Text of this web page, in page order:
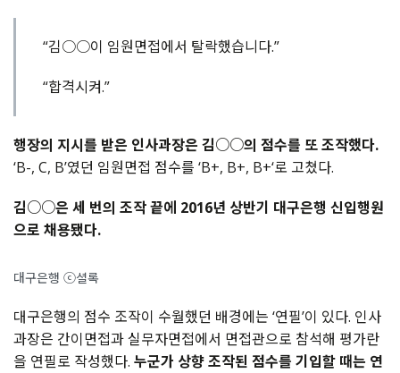
“김○○이 임원면접에서 탈락했습니다.”
“합격시켜.”
행장의 지시를 받은 인사과장은 김○○의 점수를 또 조작했다.
‘B-, C, B’였던 임원면접 점수를 ‘B+, B+, B+‘로 고쳤다.
김○○은 세 번의 조작 끝에 2016년 상반기 대구은행 신입행원
으로 채용됐다.
대구은행 ⓒ셜록
대구은행의 점수 조작이 수월했던 배경에는 ‘연필’이 있다. 인사
과장은 간이면접과 실무자면접에서 면접관으로 참석해 평가란
을 연필로 작성했다. 누군가 상향 조작된 점수를 기입할 때는 연